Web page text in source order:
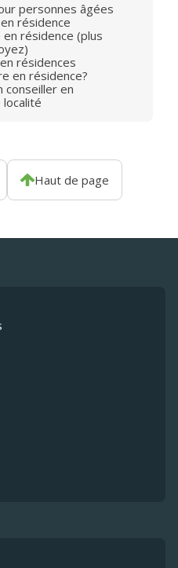
personnes âgées
résidence
en résidence (plus
résidences
en résidence?
conseiller en
Haut de page